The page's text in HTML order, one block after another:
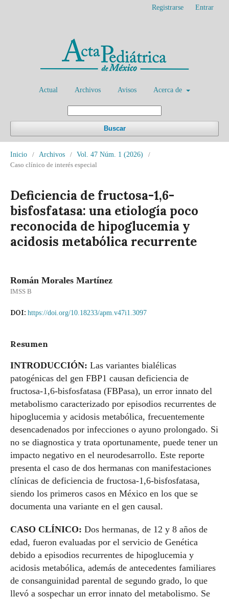
Actual Archivos Avisos Acerca de
Buscar
Registrarse Entrar
Inicio / Archivos / Vol. 47 Núm. 1 (2026)
/
Caso clínico de interés especial
Deficiencia de fructosa-1,6-
bisfosfatasa: una etiología poco
reconocida de hipoglucemia y
acidosis metabólica recurrente
Román Morales Martínez
IMSS B
DOI: https://doi.org/10.18233/apm.v47i1.3097
Resumen
INTRODUCCIÓN: Las variantes bialélicas
patogénicas del gen FBP1 causan deficiencia de
fructosa-1,6-bisfosfatasa (FBPasa), un error innato del
metabolismo caracterizado por episodios recurrentes de
hipoglucemia y acidosis metabólica, frecuentemente
desencadenados por infecciones o ayuno prolongado. Si
no se diagnostica y trata oportunamente, puede tener un
impacto negativo en el neurodesarrollo. Este reporte
presenta el caso de dos hermanas con manifestaciones
clínicas de deficiencia de fructosa-1,6-bisfosfatasa,
siendo los primeros casos en México en los que se
documenta una variante en el gen causal.
CASO CLÍNICO: Dos hermanas, de 12 y 8 años de
edad, fueron evaluadas por el servicio de Genética
debido a episodios recurrentes de hipoglucemia y
acidosis metabólica, además de antecedentes familiares
de consanguinidad parental de segundo grado, lo que
llevó a sospechar un error innato del metabolismo. Se